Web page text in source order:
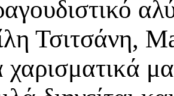
Τσιτσάνη,